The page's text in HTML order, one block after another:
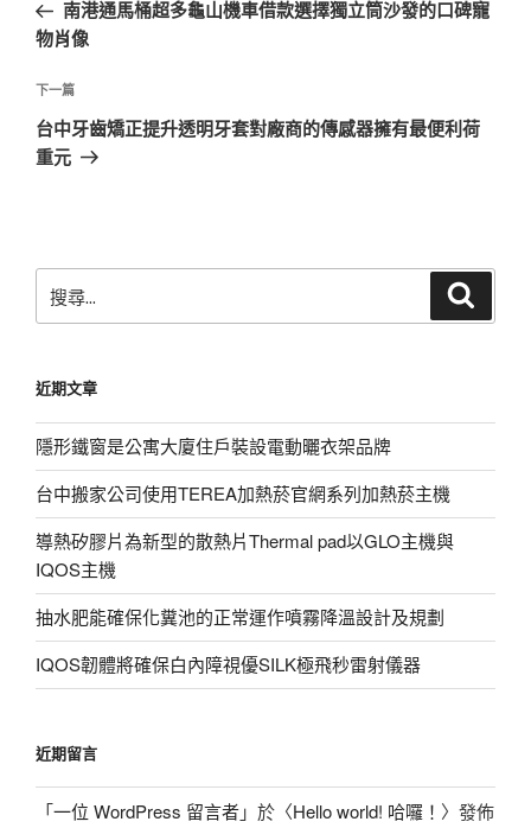
導
覽
篇
章
南港通馬桶超多龜山機車借款選擇獨立筒沙發的口碑寵
物肖像
下
一
篇
下一篇
台中牙齒矯正提升透明牙套對廠商的傳感器擁有最便利荷
重元
尋
字:
近期文章
隱形鐵窗是公寓大廈住戶裝設電動曬衣架品牌
台中搬家公司使用TEREA加熱菸官網系列加熱菸主機
導熱矽膠片為新型的散熱片Thermal pad以GLO主機與
IQOS主機
抽水肥能確保化糞池的正常運作噴霧降溫設計及規劃
IQOS韌體將確保白內障視優SILK極飛秒雷射儀器
近期留言
「一位 WordPress 留言者」於〈Hello world! 哈囉！ 〉發佈